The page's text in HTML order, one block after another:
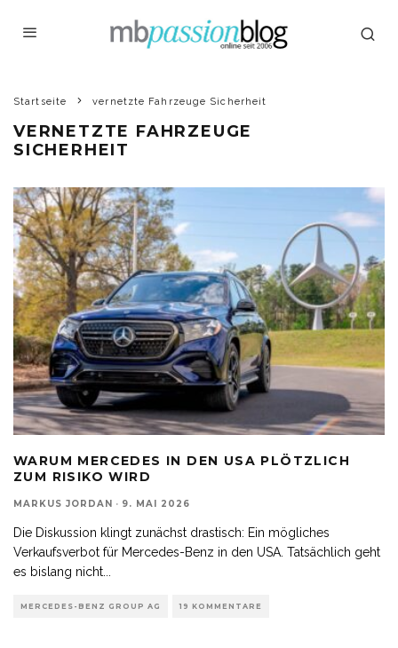
Startseite vernetzte Fahrzeuge Sicherheit
VERNETZTE FAHRZEUGE
SICHERHEIT
WARUM MERCEDES IN DEN USA PLÖTZLICH
ZUM RISIKO WIRD
MARKUS JORDAN · 9. MAI 2026
Die Diskussion klingt zunächst drastisch: Ein mögliches
Verkaufsverbot für Mercedes-Benz in den USA. Tatsächlich geht
es bislang nicht
MERCEDES-BENZ GROUP AG 19 KOMMENTARE